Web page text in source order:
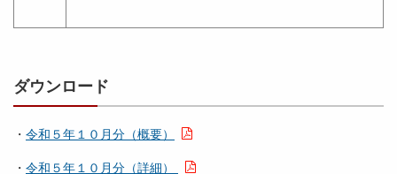
ダウンロード
・ 令和５年１０月分（概要）
・ 令和５年１０月分（詳細）